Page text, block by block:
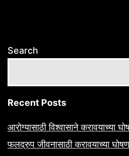
Search
Recent Posts
आरोग्यासाठी विश्वासाने करावयाच्या
फलद्रुप जीवनासाठी करावयाच्या